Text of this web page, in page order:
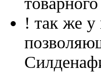
! так же